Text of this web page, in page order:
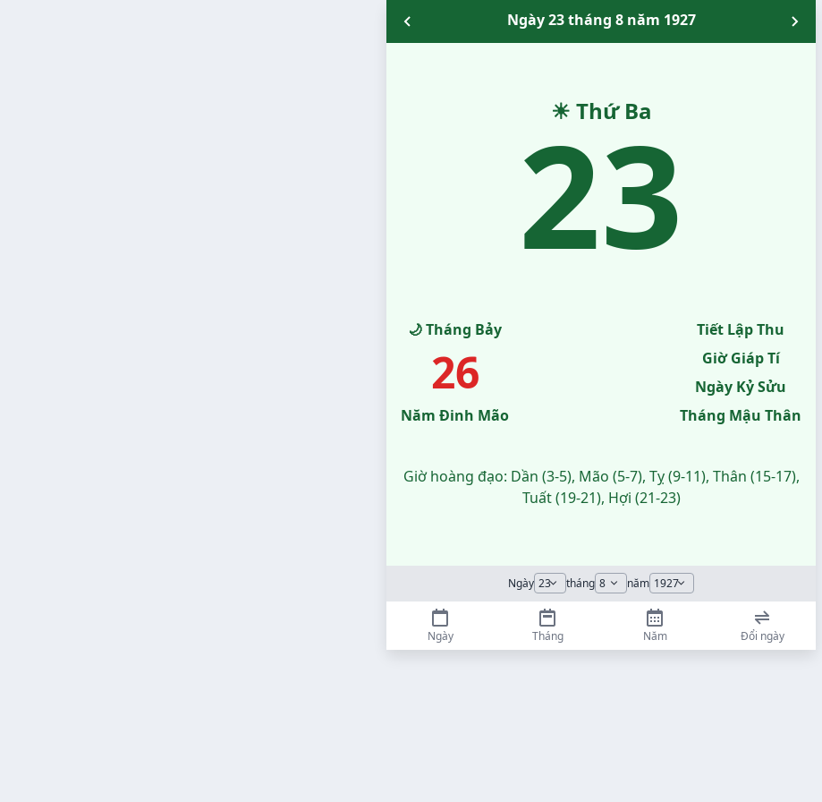
Ngày 23 tháng 8 năm 1927
☀ Thứ Ba
23
🌙 Tháng Bảy
26
Năm Đinh Mão
Tiết Lập Thu
Giờ Giáp Tí
Ngày Kỷ Sửu
Tháng Mậu Thân
Giờ hoàng đạo: Dần (3-5), Mão (5-7), Tỵ (9-11), Thân (15-17),
Tuất (19-21), Hợi (21-23)
Ngày tháng năm
Ngày Tháng Năm Đổi ngày